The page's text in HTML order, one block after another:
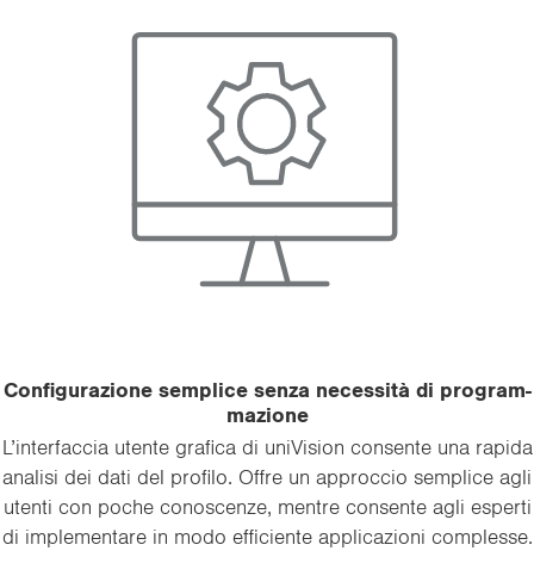
Con­fi­gu­ra­zio­ne sem­pli­ce senza necessità di pro­gram­
ma­zio­ne
L’in­ter­fac­cia uten­te gra­fi­ca di uni­Vi­sion con­sen­te una ra­pi­da
ana­li­si dei dati del pro­fi­lo. Offre un ap­proc­cio sem­pli­ce agli
uten­ti con poche co­no­scen­ze, men­tre con­sen­te agli esper­ti
di im­ple­men­ta­re in modo ef­fi­cien­te ap­pli­ca­zio­ni com­ples­se.